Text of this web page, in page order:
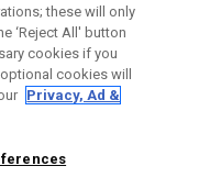
these will only
‘Reject All' button
cookies if you
cookies will
Privacy, Ad &